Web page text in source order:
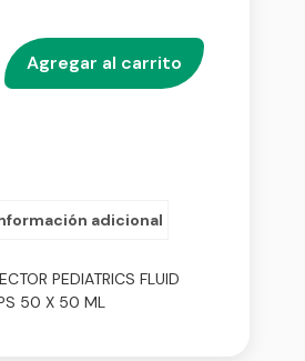
Agregar al carrito
adicional
PEDIATRICS FLUID
50 X 50 ML